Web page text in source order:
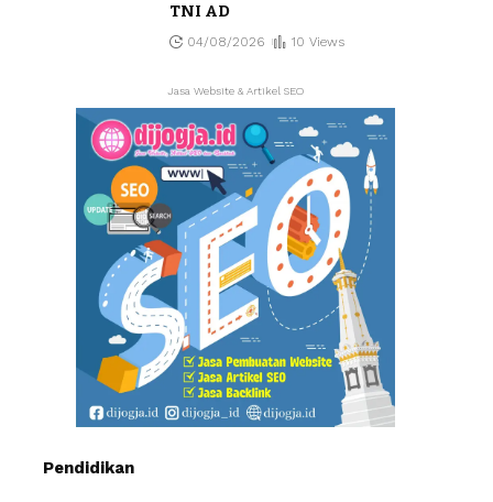
TNI AD
04/08/2026 10 Views
Jasa Website & Artikel SEO
Pendidikan